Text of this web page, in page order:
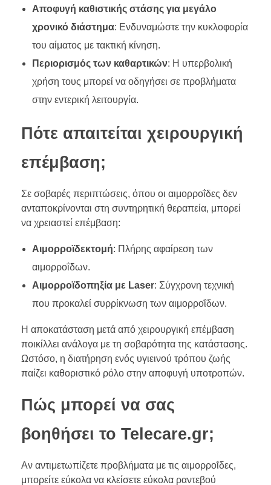
Αποφυγή καθιστικής στάσης για μεγάλο
χρονικό διάστημα: Ενδυναμώστε την κυκλοφορία
του αίματος με τακτική κίνηση.
Περιορισμός των καθαρτικών: Η υπερβολική
χρήση τους μπορεί να οδηγήσει σε προβλήματα
στην εντερική λειτουργία.
Πότε απαιτείται χειρουργική
επέμβαση;
Σε σοβαρές περιπτώσεις, όπου οι αιμορροΐδες δεν
ανταποκρίνονται στη συντηρητική θεραπεία, μπορεί
να χρειαστεί επέμβαση:
Αιμορροϊδεκτομή: Πλήρης αφαίρεση των
αιμορροΐδων.
Αιμορροϊδοπηξία με Laser: Σύγχρονη τεχνική
που προκαλεί συρρίκνωση των αιμορροΐδων.
Η αποκατάσταση μετά από χειρουργική επέμβαση
ποικίλλει ανάλογα με τη σοβαρότητα της κατάστασης.
Ωστόσο, η διατήρηση ενός υγιεινού τρόπου ζωής
παίζει καθοριστικό ρόλο στην αποφυγή υποτροπών.
Πώς μπορεί να σας
βοηθήσει το Telecare.gr;
Αν αντιμετωπίζετε προβλήματα με τις αιμορροΐδες,
μπορείτε εύκολα να κλείσετε εύκολα ραντεβού